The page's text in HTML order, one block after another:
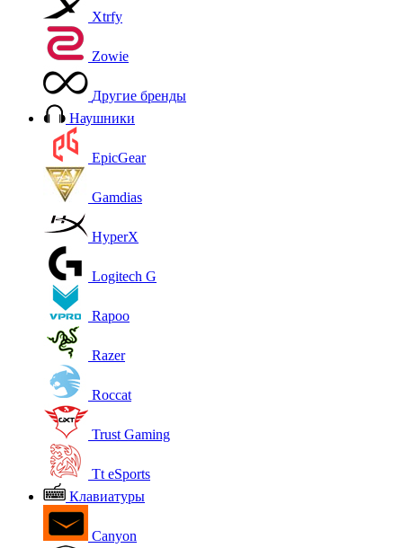
Xtrfy
Zowie
Другие бренды
Наушники
EpicGear
Gamdias
HyperX
Logitech G
Rapoo
Razer
Roccat
Trust Gaming
Tt eSports
Клавиатуры
Canyon